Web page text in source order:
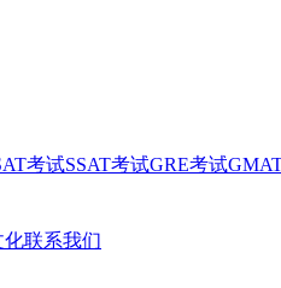
考试SSAT考试GRE考试
化联系我们